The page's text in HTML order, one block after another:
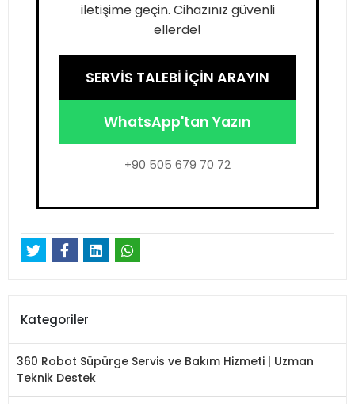
iletişime geçin. Cihazınız güvenli
ellerde!
SERVİS TALEBİ İÇİN ARAYIN
WhatsApp'tan Yazın
+90 505 679 70 72
Kategoriler
360 Robot Süpürge Servis ve Bakım Hizmeti | Uzman
Teknik Destek